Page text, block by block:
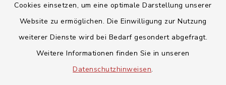
Cookies einsetzen, um eine optimale Darstellung unserer
Website zu ermöglichen. Die Einwilligung zur Nutzung
weiterer Dienste wird bei Bedarf gesondert abgefragt.
Weitere Informationen finden Sie in unseren
Datenschutzhinweisen.
Datenschutz
Impressum
Sitemap